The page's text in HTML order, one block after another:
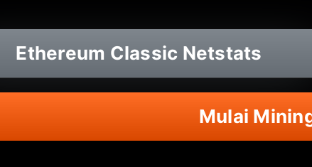
Ethereum Classic Netstats
Mulai